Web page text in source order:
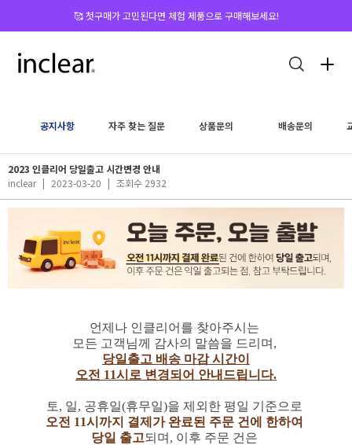
🥰 첫구매가 고민된다면 체험 제품으로 구매해보세요!
공지사항 자주 찾는 질문 상품문의 배송문의
2023 인클리어 당일출고 시간변경 안내
inclear | 2023-03-20 | 조회수 2932
언제나 인클리어를 찾아주시는
모든 고객님께 감사의 말씀을 드리며,
당일출고 배송 마감 시간이
오전 11시로 변경되어 안내드립니다.
토, 일, 공휴일(휴무일)을 제외한 평일 기준으로
오전 11시까지 결제가 완료된 주문 건에 한하여
당일 출고되며, 이후 주문 건은